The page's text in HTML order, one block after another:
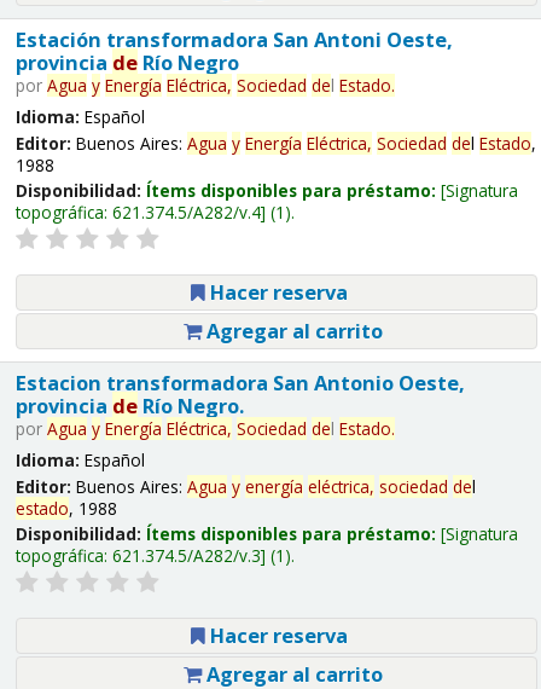
Estación transformadora San Antoni Oeste,
provincia deRío Negro
por Agua y Energía Eléctrica, Sociedad del Estado.
Idioma: Español
Editor: Buenos Aires: Agua y Energía Eléctrica, Sociedad del Estado,
1988
Disponibilidad: Ítems disponibles para préstamo: Signatura
topográfica: 621.374.5/A282/v.4 (1).
Hacer reserva
Agregar al carrito
Estacion transformadora San Antonio Oeste,
provincia deRío Negro.
por Agua y Energía Eléctrica, Sociedad del Estado.
Idioma: Español
Editor: Buenos Aires: Agua y energía eléctrica, sociedad del
estado, 1988
Disponibilidad: Ítems disponibles para préstamo: Signatura
topográfica: 621.374.5/A282/v.3 (1).
Hacer reserva
Agregar al carrito